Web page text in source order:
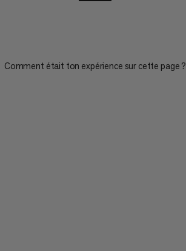
Comment était ton expérience sur cette page ?